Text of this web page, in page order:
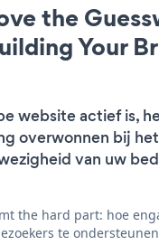
the
Your
website actief is,
overwonnen bij
van uw
the hard part: hoe
te